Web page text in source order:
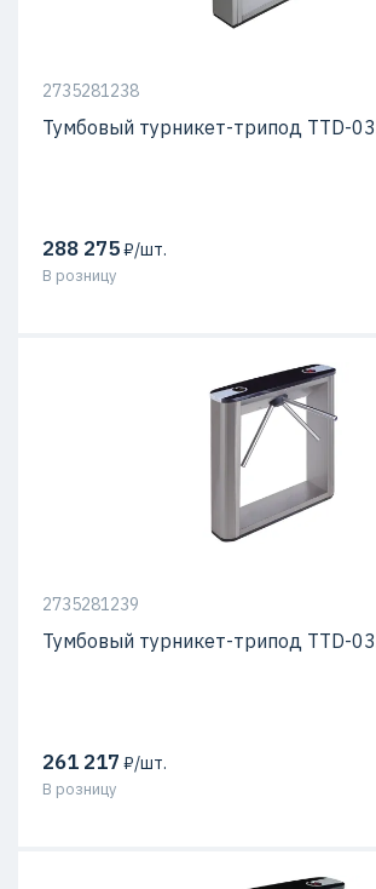
2735281238
Тумбовый турникет-трипод TTD-
288 275₽/шт.
В розницу
2735281239
Тумбовый турникет-трипод TTD-
261 217 ₽/шт.
В розницу